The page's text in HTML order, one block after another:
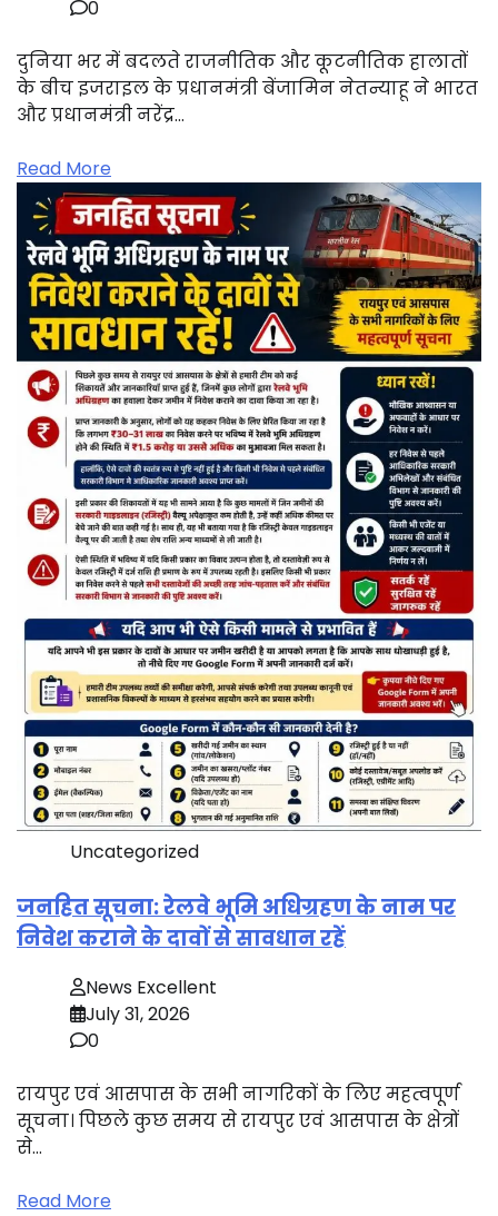
0
दुनिया भर में बदलते राजनीतिक और कूटनीतिक हालातों
के बीच इजराइल के प्रधानमंत्री बेंजामिन नेतन्याहू ने भारत
और प्रधानमंत्री नरेंद्र…
Read More
Uncategorized
जनहित सूचना: रेलवे भूमि अधिग्रहण के नाम पर
निवेश कराने के दावों से सावधान रहें
News Excellent
July 31, 2026
0
रायपुर एवं आसपास के सभी नागरिकों के लिए महत्वपूर्ण
सूचना। पिछले कुछ समय से रायपुर एवं आसपास के क्षेत्रों
से…
Read More